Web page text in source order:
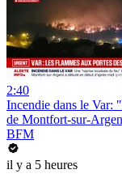
2:40
Incendie dans le Var:
de Montfort-sur-
BFM
il y a 5 heures